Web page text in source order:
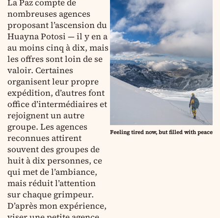
La Paz compte de
nombreuses agences
proposant l’ascension du
Huayna Potosi — il y en a
au moins cinq à dix, mais
les offres sont loin de se
valoir. Certaines
organisent leur propre
expédition, d’autres font
office d’intermédiaires et
rejoignent un autre
groupe. Les agences
reconnues attirent
souvent des groupes de
huit à dix personnes, ce
qui met de l’ambiance,
mais réduit l’attention
sur chaque grimpeur.
D’après mon expérience,
Feeling tired now, but filled with peace